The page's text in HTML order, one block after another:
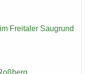
Frei­ta­ler Saugrund